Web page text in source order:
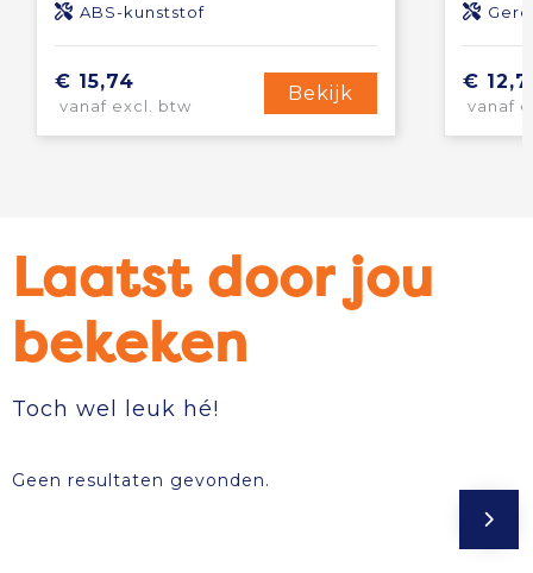
ABS-kunststof
€ 15,74
vanaf excl. btw
Bekijk
€
vanaf
Laatst door jou
bekeken
Toch wel leuk hé!
Geen resultaten gevonden.